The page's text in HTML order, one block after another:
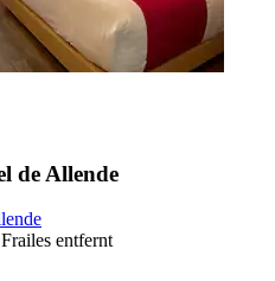
de Allende
entfernt